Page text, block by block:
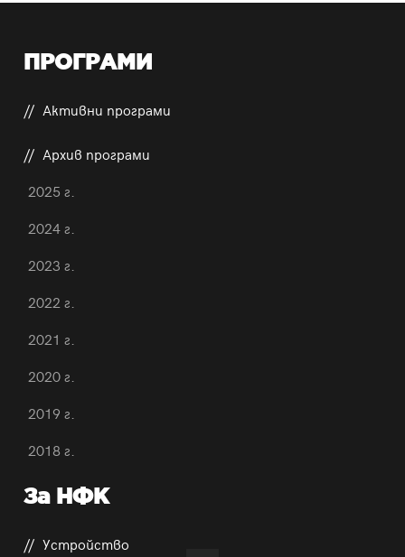
ПРОГРАМИ
Активни програми
Архив програми
2025 г.
2024 г.
2023 г.
2022 г.
2021 г.
2020 г.
2019 г.
2018 г.
За НФК
Устройство